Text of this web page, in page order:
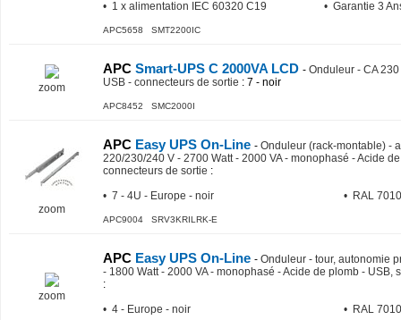
• 1 x alimentation IEC 60320 C19
• Garantie 3
APC5658 SMT2200IC
zoom
APC Smart-UPS C 2000VA LCD - Onduleur - CA
USB - connecteurs de sortie : 7 - noir
APC8452 SMC2000I
zoom
APC Easy UPS On-Line - Onduleur (rack-montable) -
220/230/240 V - 2700 Watt - 2000 VA - monophasé - Acide
connecteurs de sortie :
• 7 - 4U - Europe - noir
• RAL 7010
APC9004 SRV3KRILRK-E
zoom
APC Easy UPS On-Line - Onduleur - tour, autonomie
- 1800 Watt - 2000 VA - monophasé - Acide de plomb - USB,
:
• 4 - Europe - noir
• RAL 7010